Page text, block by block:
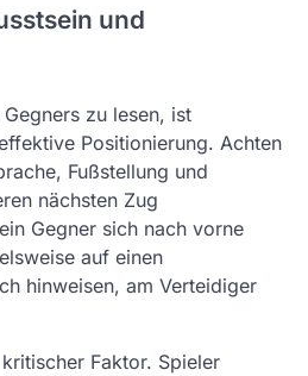
und
zu lesen, ist
Positionierung. Achten
Fußstellung und
nächsten Zug
Gegner sich nach vorne
auf einen
hinweisen, am Verteidiger
Faktor. Spieler